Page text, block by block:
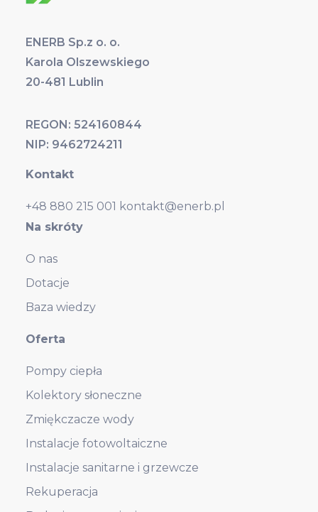
ENERB Sp.z o. o.
Karola Olszewskiego
20-481 Lublin
REGON: 524160844
NIP: 9462724211
Kontakt
+48 880 215 001 kontakt@enerb.pl
Na skróty
O nas
Dotacje
Baza wiedzy
Oferta
Pompy ciepła
Kolektory słoneczne
Zmiękczacze wody
Instalacje fotowoltaiczne
Instalacje sanitarne i grzewcze
Rekuperacja